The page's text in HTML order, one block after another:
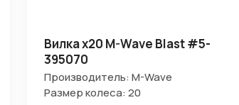
Вилка х20 M-Wave Blast #5-
395070
Производитель: M-Wave
Размер колеса: 20